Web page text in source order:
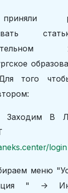
того
В
login
меню
" ->